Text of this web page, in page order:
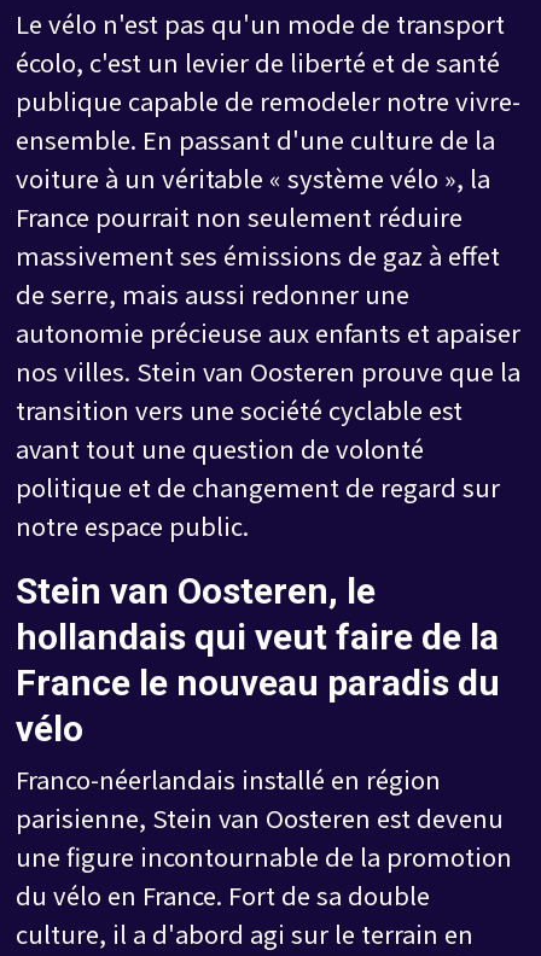
Le vélo n'est pas qu'un mode de transport
écolo, c'est un levier de liberté et de santé
publique capable de remodeler notre vivre-
ensemble. En passant d'une culture de la
voiture à un véritable « système vélo », la
France pourrait non seulement réduire
massivement ses émissions de gaz à effet
de serre, mais aussi redonner une
autonomie précieuse aux enfants et apaiser
nos villes. Stein van Oosteren prouve que la
transition vers une société cyclable est
avant tout une question de volonté
politique et de changement de regard sur
notre espace public.
Stein van Oosteren, le
hollandais qui veut faire de la
France le nouveau paradis du
vélo
Franco-néerlandais installé en région
parisienne, Stein van Oosteren est devenu
une figure incontournable de la promotion
du vélo en France. Fort de sa double
culture, il a d'abord agi sur le terrain en